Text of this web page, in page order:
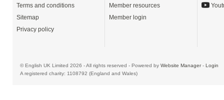
Terms and conditions
Sitemap
Privacy policy
Member resources
Member login
© English UK Limited 2026 - All rights reserved - Powered by Website Manager- Login
A registered charity: 1108792 (England and Wales)